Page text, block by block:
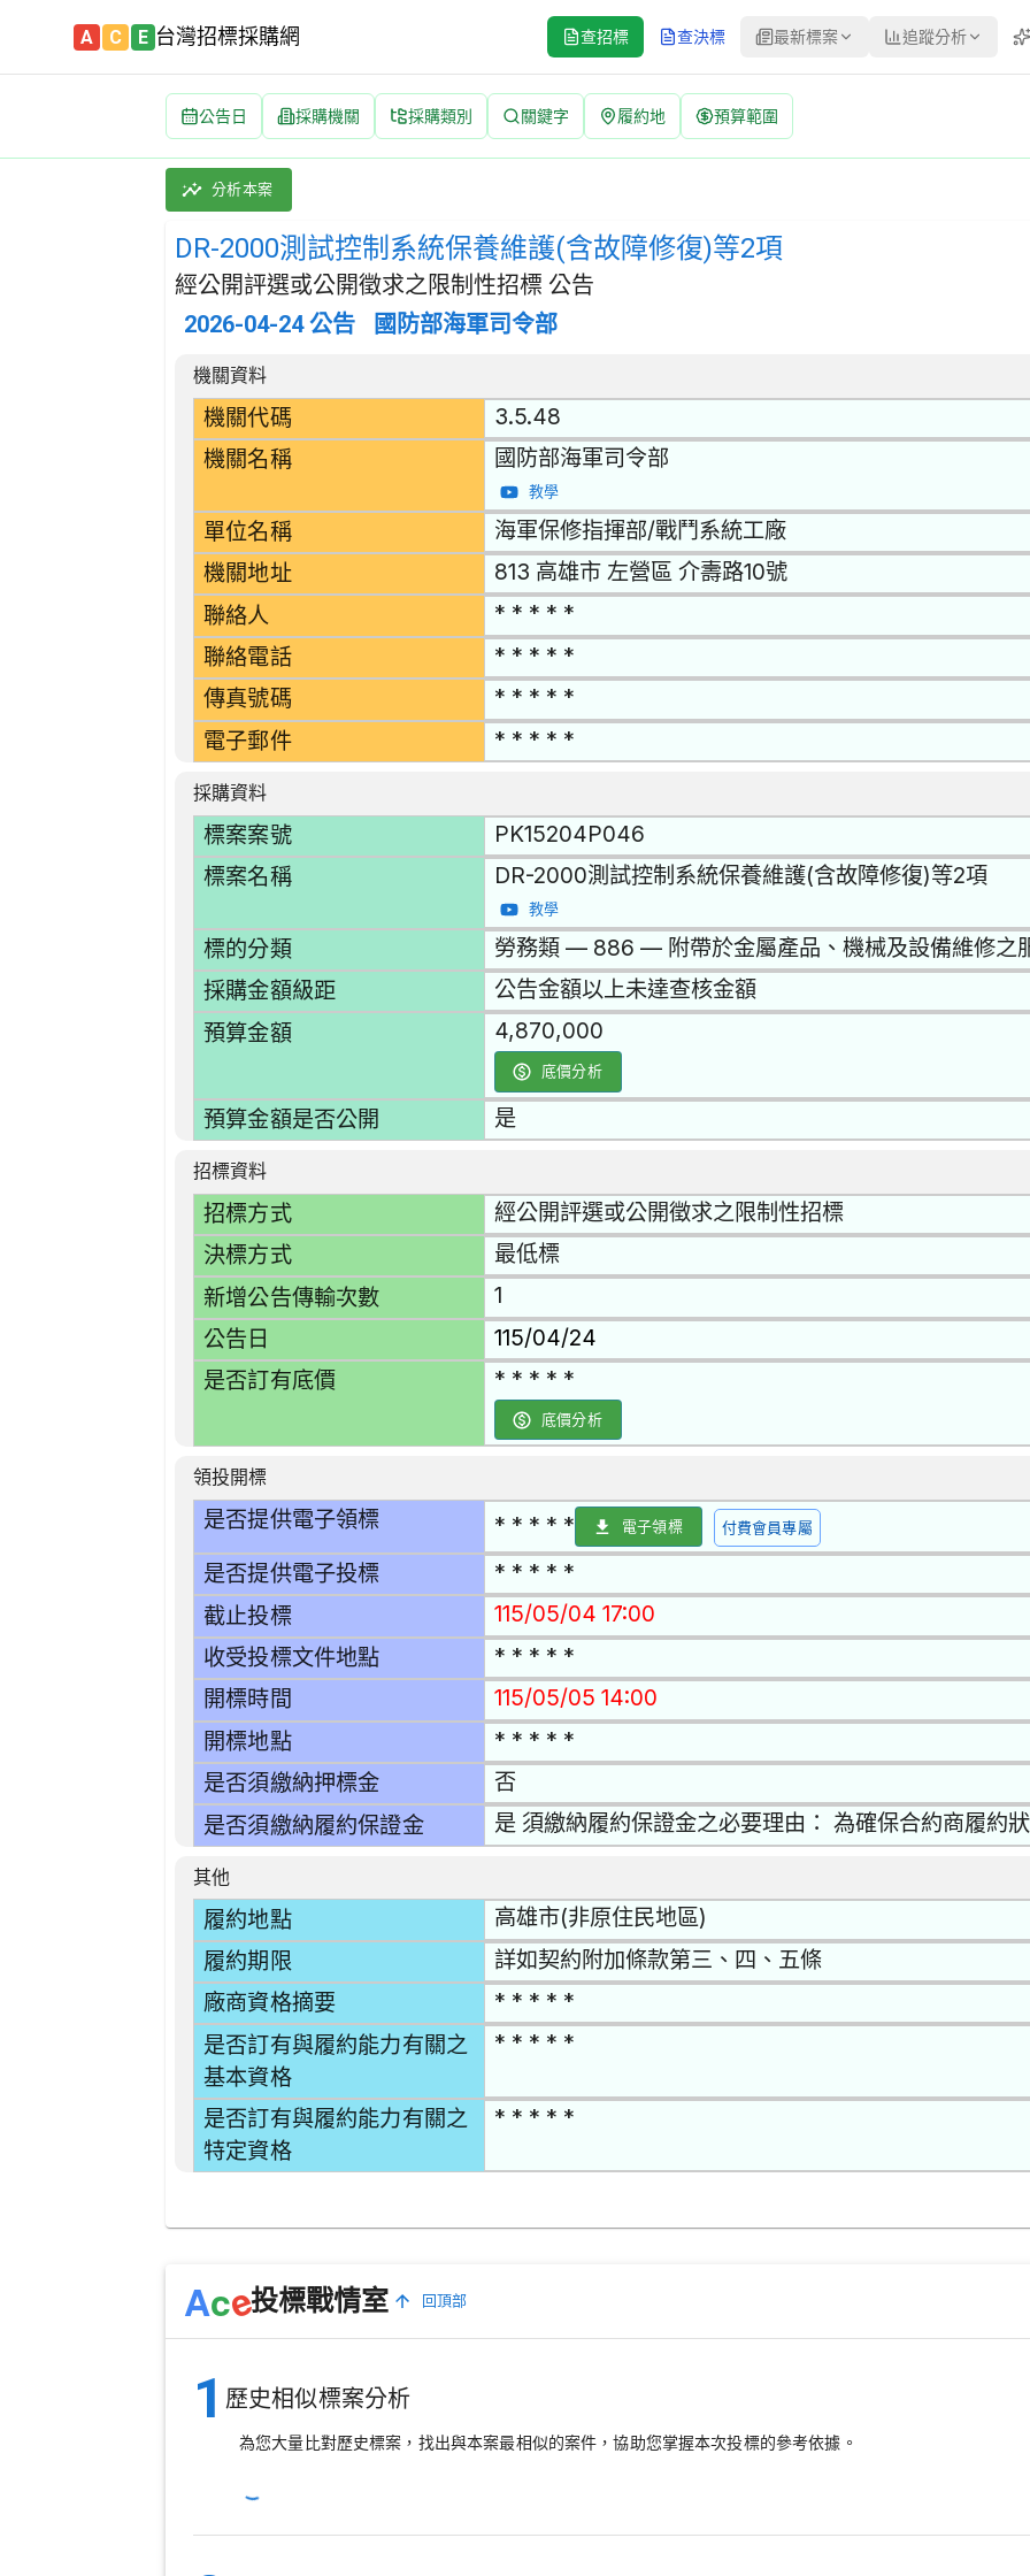
A C E 台灣招標採購網 查招標 查決標 最新標案 追蹤分析
公告日 採購機關 採購類別 關鍵字 履約地 預算範圍
DR-2000測試控制系統保養維護(含故障修復)等2項 招標公告 | 案號：PK15204P046 | 經公開評選或公開
採購類別：勞務類 附帶於金屬產品、機械及設備維修之服務 | 招標方式：經公開評選或公開徵求之限
分析本案
DR-2000測試控制系統保養維護(含故障修復)等2項
經公開評選或公開徵求之限制性招標 公告
2026-04-24 公告 國防部海軍司令部
招標公告詳細內容
機關資料
機關代碼 3.5.48
機關名稱 國防部海軍司令部
教學
單位名稱 海軍保修指揮部/戰鬥系統工廠
機關地址 813 高雄市 左營區 介壽路10號
聯絡人 * * * * *
聯絡電話 * * * * *
傳真號碼 * * * * *
電子郵件 * * * * *
採購資料
標案案號 PK15204P046
標案名稱 DR-2000測試控制系統保養維護(含故障修復)等2項
教學
標的分類 勞務類 — 886 — 附帶於金屬產品、機械及設備維修之
採購金額級距 公告金額以上未達查核金額
預算金額 4,870,000
底價分析
預算金額是否公開 是
招標資料
招標方式 經公開評選或公開徵求之限制性招標
決標方式 最低標
新增公告傳輸次數 1
公告日 115/04/24
是否訂有底價 * * * * *
底價分析
領投開標
是否提供電子領標 * * * * * 電子領標 付費會員專屬
是否提供電子投標 * * * * *
截止投標 115/05/04 17:00
收受投標文件地點 * * * * *
開標時間 115/05/05 14:00
開標地點 * * * * *
是否須繳納押標金 否
是否須繳納履約保證金 是 須繳納履約保證金之必要理由： 為確保合約商履約
其他
履約地點 高雄市(非原住民地區)
履約期限 詳如契約附加條款第三、四、五條
廠商資格摘要 * * * * *
是否訂有與履約能力有關之
基本資格
* * * * *
是否訂有與履約能力有關之
特定資格
* * * * *
Ace投標戰情室 回頂部
1 歷史相似標案分析
為您大量比對歷史標案，找出與本案最相似的案件，協助您掌握本次投標的參考依據。